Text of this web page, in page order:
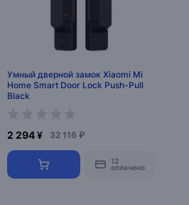
Умный дверной замок Xiaomi Mi
Home Smart Door Lock Push-Pull
Black
2 294 ¥ 32 116 ₽
12
оплачено